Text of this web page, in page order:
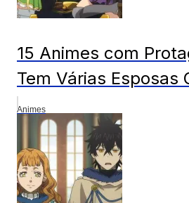
15 Animes com
Tem Várias Esposas
Animes